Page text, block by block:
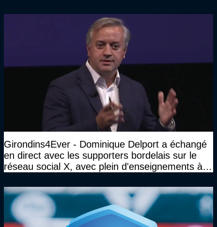
Girondins4Ever - Dominique Delport a échangé
en direct avec les supporters bordelais sur le
réseau social X, avec plein d'enseignements à la